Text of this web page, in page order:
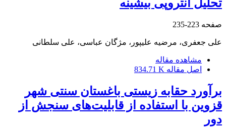
تحلیل آنتروپی بیشینه
صفحه 223-235
علی جعفری، مرضیه علیپور، مژگان عباسی، علی سلطانی
مشاهده مقاله
اصل مقاله 834.71 K
برآورد حقابه زیستی باغستان سنتی شهر
قزوین با استفاده از قابلیت‌های سنجش از
دور